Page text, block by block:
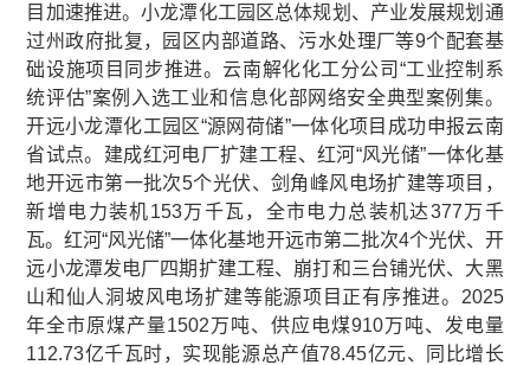
目加速推进。小龙潭化工园区总体规划、产业发展规划通
过州政府批复，园区内部道路、污水处理厂等9个配套基
础设施项目同步推进。云南解化化工分公司“工业控制系
统评估”案例入选工业和信息化部网络安全典型案例集。
开远小龙潭化工园区“源网荷储”一体化项目成功申报云南
省试点。建成红河电厂扩建工程、红河“风光储”一体化基
地开远市第一批次5个光伏、剑角峰风电场扩建等项目，
新增电力装机153万千瓦，全市电力总装机达377万千
瓦。红河“风光储”一体化基地开远市第二批次4个光伏、开
远小龙潭发电厂四期扩建工程、崩打和三台铺光伏、大黑
山和仙人洞坡风电场扩建等能源项目正有序推进。2025
年全市原煤产量1502万吨、供应电煤910万吨、发电量
112.73亿千瓦时，实现能源总产值78.45亿元、同比增长